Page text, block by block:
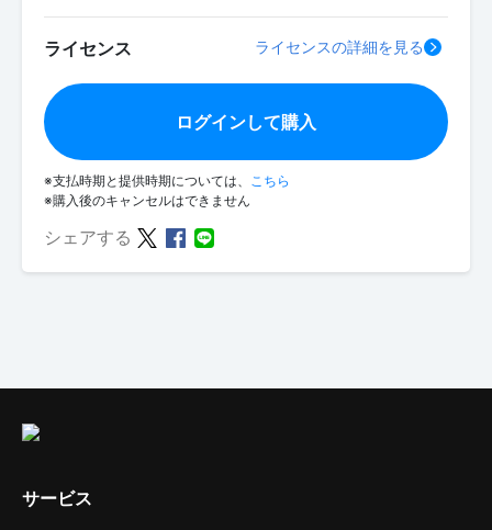
ライセンス ライセンスの詳細を見る
ログインして購入
※支払時期と提供時期については、 こちら
※購入後のキャンセルはできません
シェアする
サービス